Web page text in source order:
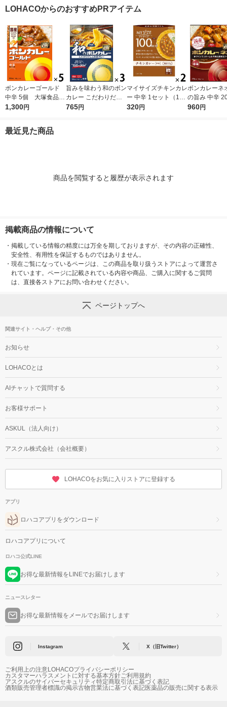
LOHACOからのおすすめPRアイテム
ボンカレーゴールド
中辛 5個 大塚食品
レンジ対応
1,300円
旨みを味わう和のボン
カレー こだわりだし
の和風カレー 中辛
765円
マイサイズチキンカレ
ー 中辛 1セット（1個
（100g）×2） 100k
320円
ボンカレーネ
の旨み 中辛
ット（1個×3
960円
最近見た商品
商品を閲覧すると履歴が表示されます
掲載商品の情報について
・ 掲載している情報の精度には万全を期しておりますが、その内容の正確性、
安全性、有用性を保証するものではありません。
・ 現在ご覧になっているページは、この商品を取り扱うストアによって運営さ
れています。ページに記載されている内容や商品、ご購入に関するご質問
は、直接各ストアにお問い合わせください。
ページトップへ
関連サイト・ヘルプ・その他
お知らせ
LOHACOとは
AIチャットで質問する
お客様サポート
ASKUL（法人向け）
アスクル株式会社（会社概要）
LOHACOをお気に入りストアに登録する
アプリ
ロハコアプリをダウンロード
ロハコアプリについて
ロハコ公式LINE
お得な最新情報をLINEでお届けします
ニュースレター
お得な最新情報をメールでお届けします
Instagram X（旧Twitter）
ご利用上の注意LOHACOプライバシーポリシー
カスタマーハラスメントに対する基本方針ご利用規約
アスクルのサイバーセキュリティ特定商取引法に基づく表記
酒類販売管理者標識の掲示古物営業法に基づく表記医薬品の販売に関する表示